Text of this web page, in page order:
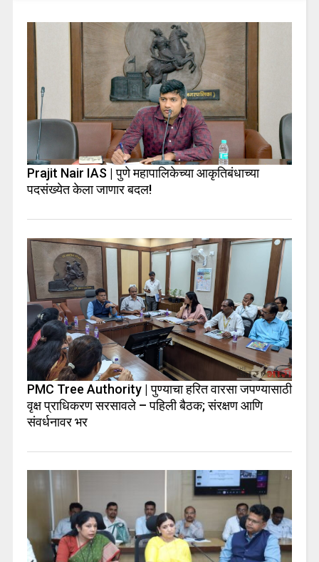
Prajit Nair IAS | पुणे महापालिकेच्या आकृतिबंधाच्या
पदसंख्येत केला जाणार बदल!
PMC Tree Authority | पुण्याचा हरित वारसा जपण्यासाठी
वृक्ष प्राधिकरण सरसावले – पहिली बैठक; संरक्षण आणि
संवर्धनावर भर